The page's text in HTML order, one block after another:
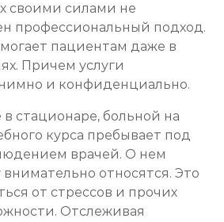
своими силами не
профессиональный подход.
пациентам даже в
Причем услуги
и конфиденциально.
стационаре, больной на
курса пребывает под
врачей. О нем
внимательно относятся. Это
от стрессов и прочих
Отслеживая